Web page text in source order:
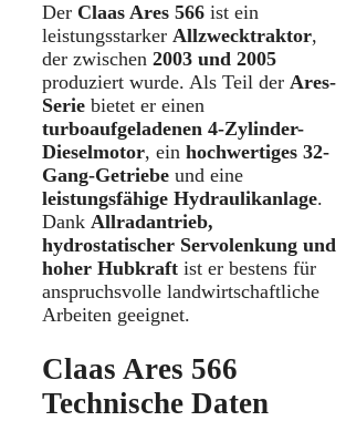
Der Claas Ares 566 ist ein
leistungsstarker Allzwecktraktor,
der zwischen 2003 und 2005
produziert wurde. Als Teil der Ares-
Serie bietet er einen
turboaufgeladenen 4-Zylinder-
Dieselmotor, ein hochwertiges 32-
Gang-Getriebe und eine
leistungsfähige Hydraulikanlage.
Dank Allradantrieb,
hydrostatischer Servolenkung und
hoher Hubkraft ist er bestens für
anspruchsvolle landwirtschaftliche
Arbeiten geeignet.
Claas Ares 566
Technische Daten